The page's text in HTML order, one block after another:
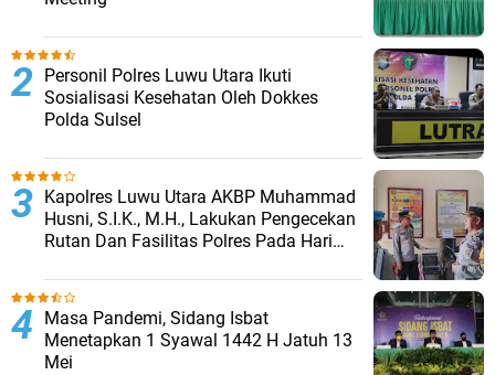
Personil Polres Luwu Utara Ikuti
Sosialisasi Kesehatan Oleh Dokkes
Polda Sulsel
Kapolres Luwu Utara AKBP Muhammad
Husni, S.I.K., M.H., Lakukan Pengecekan
Rutan Dan Fasilitas Polres Pada Hari
Masa Pandemi, Sidang Isbat
Menetapkan 1 Syawal 1442 H Jatuh 13
Mei